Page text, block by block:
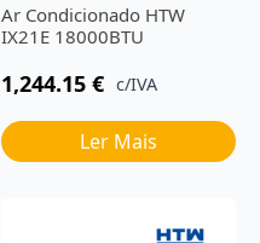
Ar Condicionado HTW
IX21E 18000BTU
1,244.15 € c/IVA
Ler Mais